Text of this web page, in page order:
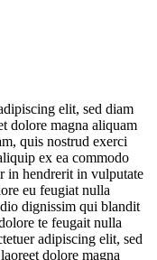
elit, sed diam
dolore magna aliquam
quis nostrud exerci
ex ea commodo
in hendrerit in vulputate
eu feugiat nulla
dignissim qui blandit
te feugait nulla
adipiscing elit, sed
dolore magna